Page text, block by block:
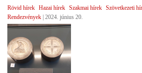
Rövid hírek Hazai hírek Szakmai hírek Szövetkezeti
Rendezvények 2024. június 20.